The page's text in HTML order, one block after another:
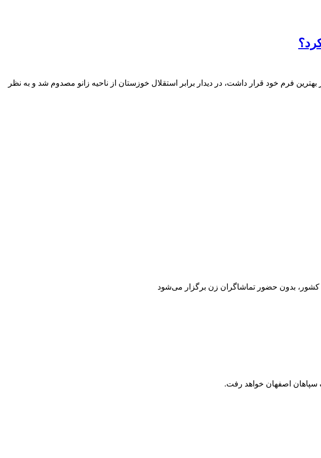
فرم خود قرار داشت، در دیدار برابر استقلال خوزستان از ناحیه زانو مصدوم شد و به نظر
کشور، بدون حضور تماشاگران زن برگزار می‌شود
سپاهان اصفهان خواهد رفت.